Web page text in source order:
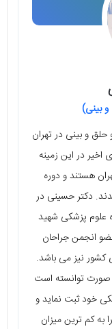
بینی)
و بینی در تهران
در این زمینه
متولد سال ۱۳۵۱ در تهران هستند و دوره
دکتر حسینی در
علوم پزشکی شهید
انجمن جراحان
کشور نیز می‌ باشد.
صورت توانسته است
پزشکی خود ثبت نماید و
کم ترین میزان